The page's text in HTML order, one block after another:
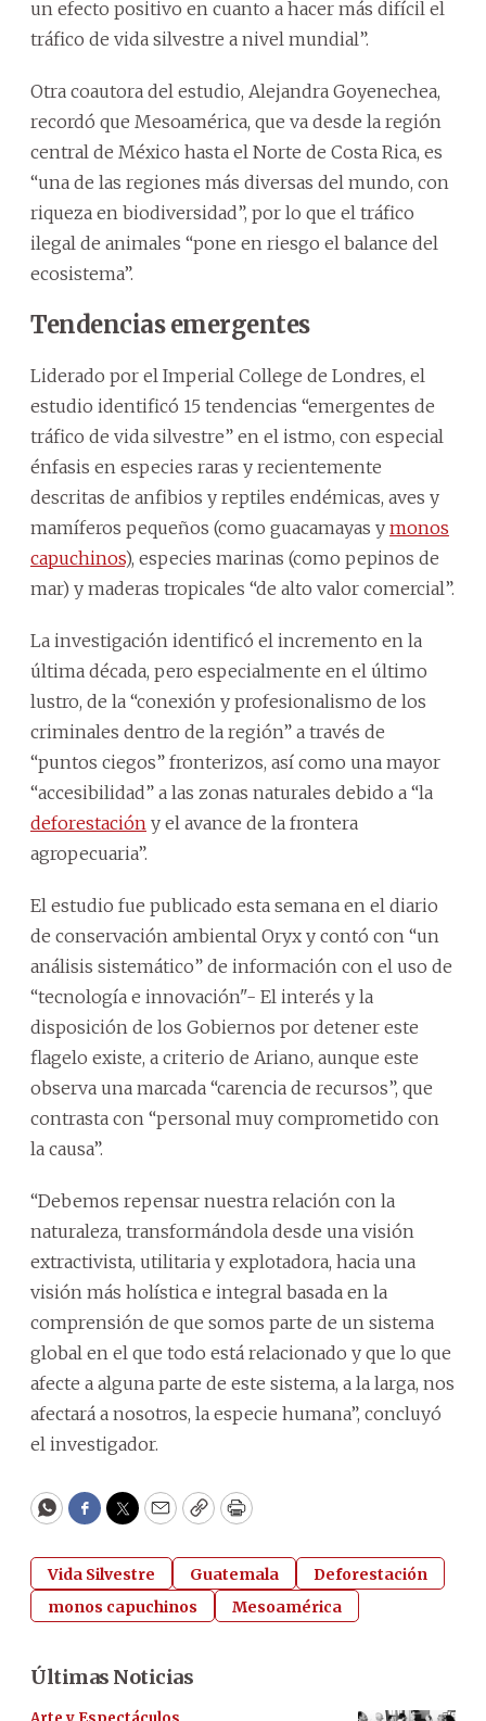
un efecto positivo en cuanto a hacer más difícil el
tráfico de vida silvestre a nivel mundial”.
Otra coautora del estudio, Alejandra Goyenechea,
recordó que Mesoamérica, que va desde la región
central de México hasta el Norte de Costa Rica, es
“una de las regiones más diversas del mundo, con
riqueza en biodiversidad”, por lo que el tráfico
ilegal de animales “pone en riesgo el balance del
ecosistema”.
Tendencias emergentes
Liderado por el Imperial College de Londres, el
estudio identificó 15 tendencias “emergentes de
tráfico de vida silvestre” en el istmo, con especial
énfasis en especies raras y recientemente
descritas de anfibios y reptiles endémicas, aves y
mamíferos pequeños (como guacamayas y monos
capuchinos), especies marinas (como pepinos de
mar) y maderas tropicales “de alto valor comercial”.
La investigación identificó el incremento en la
última década, pero especialmente en el último
lustro, de la “conexión y profesionalismo de los
criminales dentro de la región” a través de
“puntos ciegos” fronterizos, así como una mayor
“accesibilidad” a las zonas naturales debido a “la
deforestación y el avance de la frontera
agropecuaria”.
El estudio fue publicado esta semana en el diario
de conservación ambiental Oryx y contó con “un
análisis sistemático” de información con el uso de
“tecnología e innovación"- El interés y la
disposición de los Gobiernos por detener este
flagelo existe, a criterio de Ariano, aunque este
observa una marcada “carencia de recursos”, que
contrasta con “personal muy comprometido con
la causa”.
“Debemos repensar nuestra relación con la
naturaleza, transformándola desde una visión
extractivista, utilitaria y explotadora, hacia una
visión más holística e integral basada en la
comprensión de que somos parte de un sistema
global en el que todo está relacionado y que lo que
afecte a alguna parte de este sistema, a la larga, nos
afectará a nosotros, la especie humana”, concluyó
el investigador.
WhatsApp
Facebook
Twitter
EmailCopyPrint
Vida Silvestre Guatemala
Deforestación
monos capuchinos
Mesoamérica
Últimas Noticias